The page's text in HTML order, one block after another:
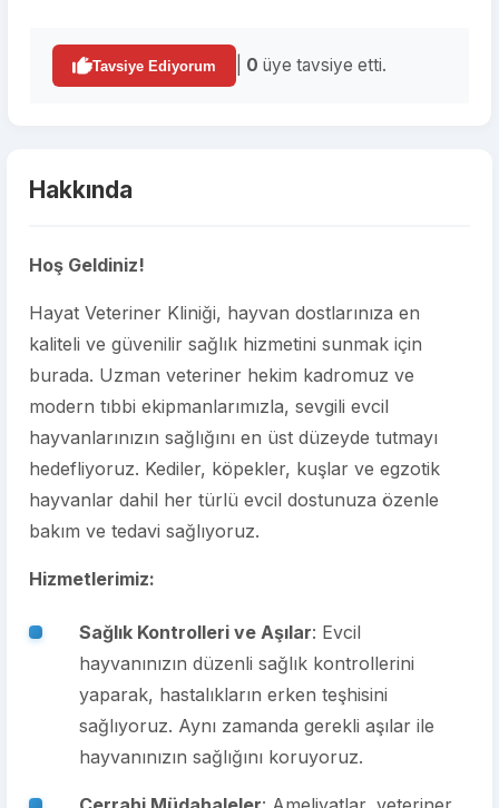
Tavsiye Ediyorum 0 üye tavsiye etti.
Hakkında
Hoş Geldiniz!
Hayat Veteriner Kliniği, hayvan dostlarınıza en
kaliteli ve güvenilir sağlık hizmetini sunmak için
burada. Uzman veteriner hekim kadromuz ve
modern tıbbi ekipmanlarımızla, sevgili evcil
hayvanlarınızın sağlığını en üst düzeyde tutmayı
hedefliyoruz. Kediler, köpekler, kuşlar ve egzotik
hayvanlar dahil her türlü evcil dostunuza özenle
bakım ve tedavi sağlıyoruz.
Hizmetlerimiz:
Sağlık Kontrolleri ve Aşılar: Evcil
hayvanınızın düzenli sağlık kontrollerini
yaparak, hastalıkların erken teşhisini
sağlıyoruz. Aynı zamanda gerekli aşılar ile
hayvanınızın sağlığını koruyoruz.